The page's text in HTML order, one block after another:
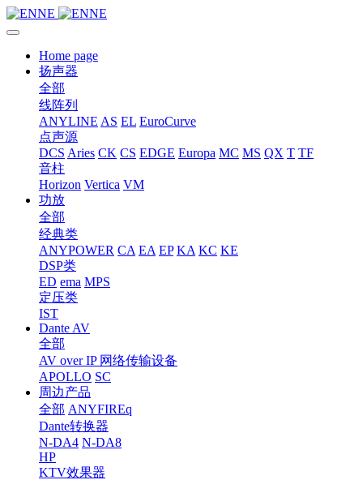
Home page
扬声器
全部
线阵列
ANYLINE AS EL EuroCurve
点声源
DCS Aries CK CS EDGE Europa MC MS QX T TF
音柱
Horizon Vertica VM
功放
全部
经典类
ANYPOWER CA EA EP KA KC KE
DSP类
ED ema MPS
定压类
IST
Dante AV
全部
AV over IP 网络传输设备
APOLLO SC
周边产品
全部 ANYFIREq
Dante转换器
N-DA4 N-DA8
HP
KTV效果器